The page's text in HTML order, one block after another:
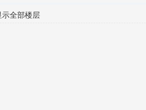
示全部楼层